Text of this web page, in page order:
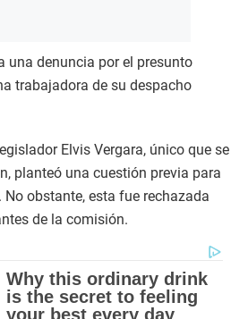
una denuncia por el presunto
trabajadora de su despacho
Elvis Vergara, único que se
planteó una cuestión previa para
obstante, esta fue rechazada
de la comisión.